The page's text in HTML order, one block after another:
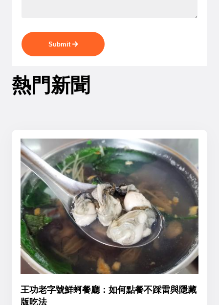
Submit
熱門新聞
王功老字號鮮蚵餐廳：如何點餐不踩雷與隱藏
版吃法